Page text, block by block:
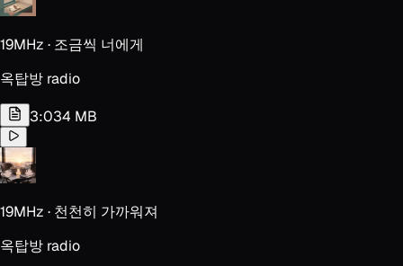
19MHz · 조금씩 너에게
옥탑방 radio
3:034 MB
19MHz · 천천히 가까워져
옥탑방 radio